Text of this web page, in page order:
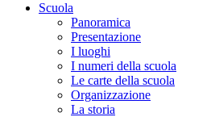
Scuola
Panoramica
Presentazione
I luoghi
I numeri della scuola
Le carte della scuola
Organizzazione
La storia